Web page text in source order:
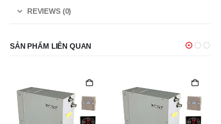
REVIEWS (0)
SẢN PHẨM LIÊN QUAN